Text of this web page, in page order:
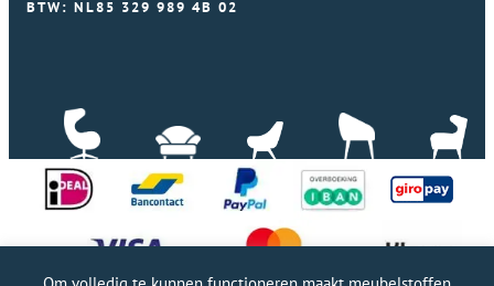
BTW: NL85 329 989 4B 02